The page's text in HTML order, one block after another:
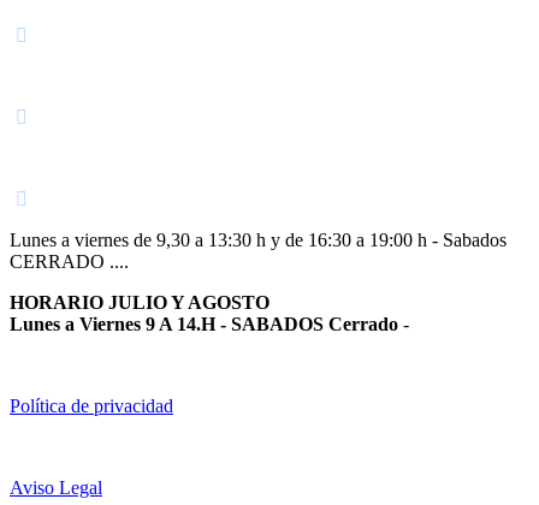
Lunes a viernes de 9,30 a 13:30 h y de 16:30 a 19:00 h - Sabados
CERRADO ....
HORARIO JULIO Y AGOSTO
Lunes a Viernes 9 A 14.H - SABADOS Cerrado -
Política de privacidad
Aviso Legal